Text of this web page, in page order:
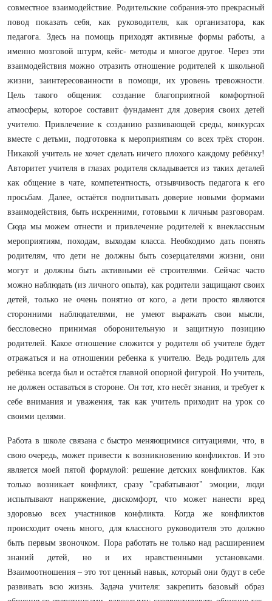
совместное взаимодействие. Родительские собрания-это прекрасный
повод показать себя, как руководителя, как организатора, как
педагога. Здесь на помощь приходят активные формы работы, а
именно мозговой штурм, кейс- методы и многое другое. Через эти
взаимодействия можно отразить отношение родителей к школьной
жизни, заинтересованности в помощи, их уровень тревожности.
Цель такого общения: создание благоприятной комфортной
атмосферы, которое составит фундамент для доверия своих детей
учителю. Привлечение к созданию развивающей среды, конкурсах
вместе с детьми, подготовка к мероприятиям со всех трёх сторон.
Никакой учитель не хочет сделать ничего плохого каждому ребёнку!
Авторитет учителя в глазах родителя складывается из таких деталей
как общение в чате, компетентность, отзывчивость педагога к его
просьбам. Далее, остаётся подпитывать доверие новыми формами
взаимодействия, быть искренними, готовыми к личным разговорам.
Сюда мы можем отнести и привлечение родителей к внеклассным
мероприятиям, походам, выходам класса. Необходимо дать понять
родителям, что дети не должны быть созерцателями жизни, они
могут и должны быть активными её строителями. Сейчас часто
можно наблюдать (из личного опыта), как родители защищают своих
детей, только не очень понятно от кого, а дети просто являются
сторонними наблюдателями, не умеют выражать свои мысли,
бессловесно принимая оборонительную и защитную позицию
родителей. Какое отношение сложится у родителя об учителе будет
отражаться и на отношении ребенка к учителю. Ведь родитель для
ребёнка всегда был и остаётся главной опорной фигурой. Но учитель,
не должен оставаться в стороне. Он тот, кто несёт знания, и требует к
себе внимания и уважения, так как учитель приходит на урок со
своими целями.
Работа в школе связана с быстро меняющимися ситуациями, что, в
свою очередь, может привести к возникновению конфликтов. И это
является моей пятой формулой: решение детских конфликтов. Как
только возникает конфликт, сразу "срабатывают" эмоции, люди
испытывают напряжение, дискомфорт, что может нанести вред
здоровью всех участников конфликта. Когда же конфликтов
происходит очень много, для классного руководителя это должно
быть первым звоночком. Пора работать не только над расширением
знаний детей, но и их нравственными установками.
Взаимоотношения – это тот ценный навык, который они будут в себе
развивать всю жизнь. Задача учителя: закрепить базовый образ